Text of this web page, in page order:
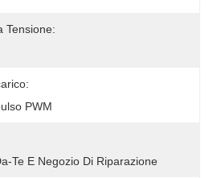
Tensione:
PWM
Te E Negozio Di Riparazione